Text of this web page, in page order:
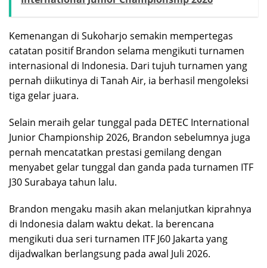
Kemenangan di Sukoharjo semakin mempertegas
catatan positif Brandon selama mengikuti turnamen
internasional di Indonesia. Dari tujuh turnamen yang
pernah diikutinya di Tanah Air, ia berhasil mengoleksi
tiga gelar juara.
Selain meraih gelar tunggal pada DETEC International
Junior Championship 2026, Brandon sebelumnya juga
pernah mencatatkan prestasi gemilang dengan
menyabet gelar tunggal dan ganda pada turnamen ITF
J30 Surabaya tahun lalu.
Brandon mengaku masih akan melanjutkan kiprahnya
di Indonesia dalam waktu dekat. Ia berencana
mengikuti dua seri turnamen ITF J60 Jakarta yang
dijadwalkan berlangsung pada awal Juli 2026.